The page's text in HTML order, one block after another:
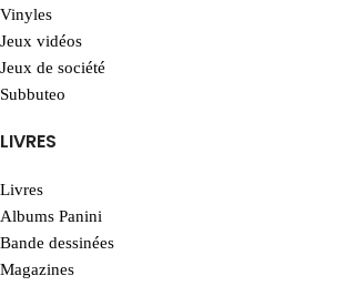
Vinyles
Jeux vidéos
Jeux de société
Subbuteo
LIVRES
Livres
Albums Panini
Bande dessinées
Magazines